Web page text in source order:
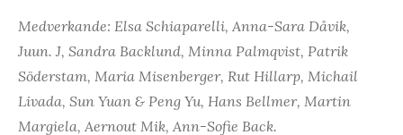
Medverkande: Elsa Schiaparelli, Anna-Sara Dåvik,
Juun. J, Sandra Backlund, Minna Palmqvist, Patrik
Söderstam, Maria Misenberger, Rut Hillarp, Michail
Livada, Sun Yuan & Peng Yu, Hans Bellmer, Martin
Margiela, Aernout Mik, Ann-Sofie Back.